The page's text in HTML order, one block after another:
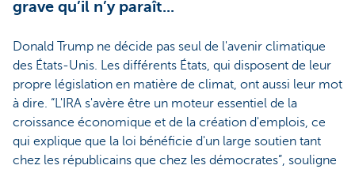
grave qu’il n’y paraît...
Donald Trump ne décide pas seul de l'avenir climatique
des États-Unis. Les différents États, qui disposent de leur
propre législation en matière de climat, ont aussi leur mot
à dire. “L'IRA s'avère être un moteur essentiel de la
croissance économique et de la création d'emplois, ce
qui explique que la loi bénéficie d'un large soutien tant
chez les républicains que chez les démocrates”, souligne